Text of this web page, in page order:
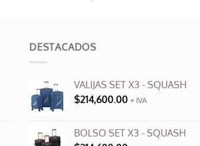
DESTACADOS
VALIJAS SET X3 - SQUASH
$214,600.00 + IVA
BOLSO SET X3 - SQUASH